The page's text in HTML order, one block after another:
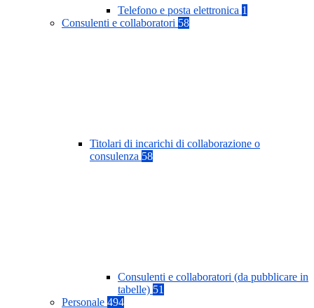
Telefono e posta elettronica 1
Consulenti e collaboratori 58
Titolari di incarichi di collaborazione o
consulenza 58
Consulenti e collaboratori (da pubblicare in
tabelle) 51
Personale 494